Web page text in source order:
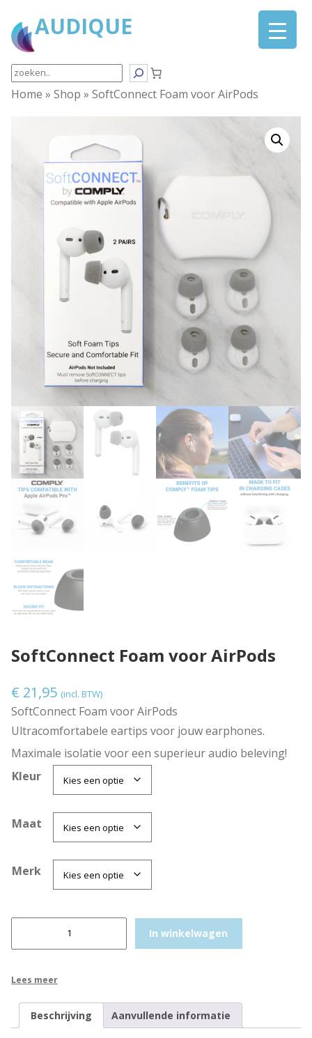
AUDIQUE
Search
Home » Shop » SoftConnect Foam voor AirPods
SoftConnect Foam voor AirPods
€ 21,95 (incl. BTW)
SoftConnect Foam voor AirPods
Ultracomfortabele eartips voor jouw earphones.
Maximale isolatie voor een superieur audio beleving!
Kleur
Maat
Merk
t
n
In winkelwagen
Lees meer
Beschrijving Aanvullende informatie